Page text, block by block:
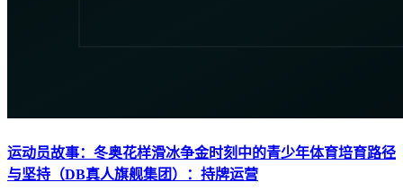
运动员故事：冬奥花样滑冰争金时刻中的青少年体育培育路径
与坚持（DB真人旗舰集团）：持牌运营